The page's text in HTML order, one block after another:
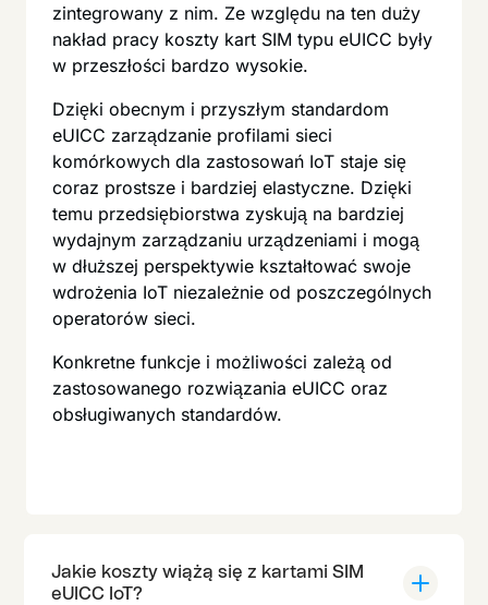
zintegrowany z nim. Ze względu na ten duży
nakład pracy koszty kart SIM typu eUICC były
w przeszłości bardzo wysokie.
Dzięki obecnym i przyszłym standardom
eUICC zarządzanie profilami sieci
komórkowych dla zastosowań IoT staje się
coraz prostsze i bardziej elastyczne. Dzięki
temu przedsiębiorstwa zyskują na bardziej
wydajnym zarządzaniu urządzeniami i mogą
w dłuższej perspektywie kształtować swoje
wdrożenia IoT niezależnie od poszczególnych
operatorów sieci.
Konkretne funkcje i możliwości zależą od
zastosowanego rozwiązania eUICC oraz
obsługiwanych standardów.
Jakie koszty wiążą się z kartami SIM
eUICC IoT?